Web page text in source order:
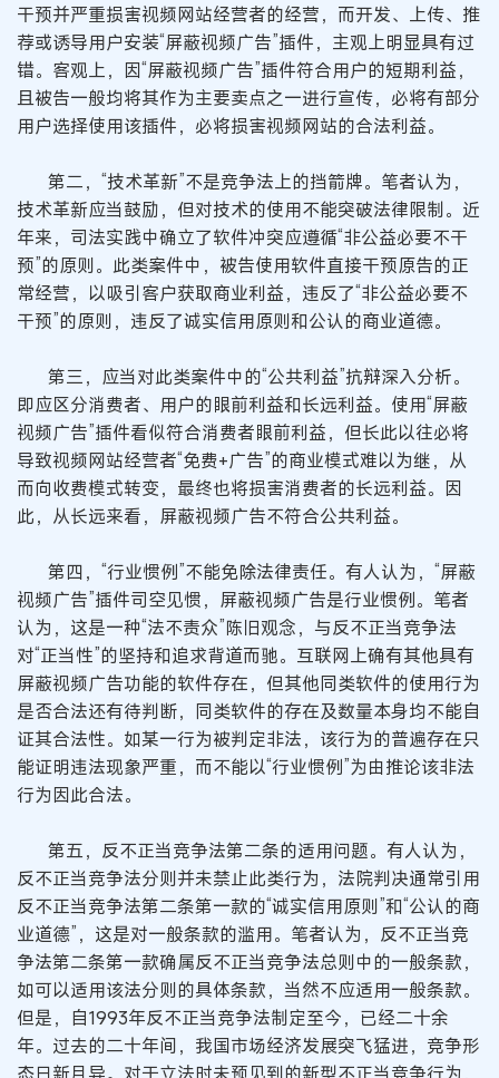
干预并严重损害视频网站经营者的经营，而开发、上传、推
荐或诱导用户安装“屏蔽视频广告”插件，主观上明显具有过
错。客观上，因“屏蔽视频广告”插件符合用户的短期利益，
且被告一般均将其作为主要卖点之一进行宣传，必将有部分
用户选择使用该插件，必将损害视频网站的合法利益。
第二，“技术革新”不是竞争法上的挡箭牌。笔者认为，
技术革新应当鼓励，但对技术的使用不能突破法律限制。近
年来，司法实践中确立了软件冲突应遵循“非公益必要不干
预”的原则。此类案件中，被告使用软件直接干预原告的正
常经营，以吸引客户获取商业利益，违反了“非公益必要不
干预”的原则，违反了诚实信用原则和公认的商业道德。
第三，应当对此类案件中的“公共利益”抗辩深入分析。
即应区分消费者、用户的眼前利益和长远利益。使用“屏蔽
视频广告”插件看似符合消费者眼前利益，但长此以往必将
导致视频网站经营者“免费+广告”的商业模式难以为继，从
而向收费模式转变，最终也将损害消费者的长远利益。因
此，从长远来看，屏蔽视频广告不符合公共利益。
第四，“行业惯例”不能免除法律责任。有人认为，“屏蔽
视频广告”插件司空见惯，屏蔽视频广告是行业惯例。笔者
认为，这是一种“法不责众”陈旧观念，与反不正当竞争法
对“正当性”的坚持和追求背道而驰。互联网上确有其他具有
屏蔽视频广告功能的软件存在，但其他同类软件的使用行为
是否合法还有待判断，同类软件的存在及数量本身均不能自
证其合法性。如某一行为被判定非法，该行为的普遍存在只
能证明违法现象严重，而不能以“行业惯例”为由推论该非法
行为因此合法。
第五，反不正当竞争法第二条的适用问题。有人认为，
反不正当竞争法分则并未禁止此类行为，法院判决通常引用
反不正当竞争法第二条第一款的“诚实信用原则”和“公认的商
业道德”，这是对一般条款的滥用。笔者认为，反不正当竞
争法第二条第一款确属反不正当竞争法总则中的一般条款，
如可以适用该法分则的具体条款，当然不应适用一般条款。
但是，自1993年反不正当竞争法制定至今，已经二十余
年。过去的二十年间，我国市场经济发展突飞猛进，竞争形